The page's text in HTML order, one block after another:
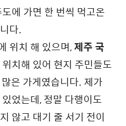
에 가면 한 번씩 먹고온
다.
위치 해 있으며,제주 국
위치해 있어 현지 주민들도
은 가게였습니다. 제가
었는데, 정말 다행이도
않고 대기 줄 서기 전이